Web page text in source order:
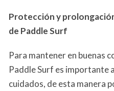
Protección y
de Paddle Surf
Para mantener en buenas
Paddle Surf es importante
cuidados, de esta manera